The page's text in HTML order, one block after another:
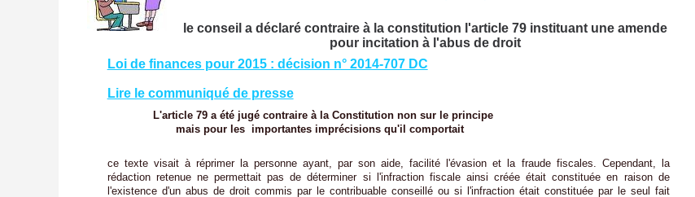
le conseil a déclaré contraire à la constitution l'article 79 instituant une amende
pour incitation à l'abus de droit
Loi de finances pour 2015 : décision n° 2014-707 DC
Lire le communiqué de presse
L'article 79 a été jugé contraire à la Constitution non sur le principe
mais pour les importantes imprécisions qu'il comportait
ce texte visait à réprimer la personne ayant, par son aide, facilité l'évasion et la fraude fiscales. Cependant, la
rédaction retenue ne permettait pas de déterminer si l'infraction fiscale ainsi créée était constituée en raison de
l'existence d'un abus de droit commis par le contribuable conseillé ou si l'infraction était constituée par le seul fait